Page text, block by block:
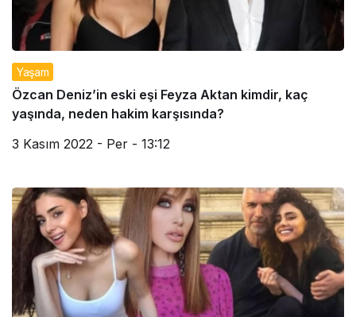
Yaşam
Özcan Deniz’in eski eşi Feyza Aktan kimdir, kaç
yaşında, neden hakim karşısında?
3 Kasım 2022 - Per - 13:12